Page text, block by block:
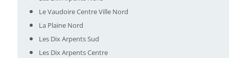
Le Vaudoire Centre Ville Nord
La Plaine Nord
Les Dix Arpents Sud
Les Dix Arpents Centre